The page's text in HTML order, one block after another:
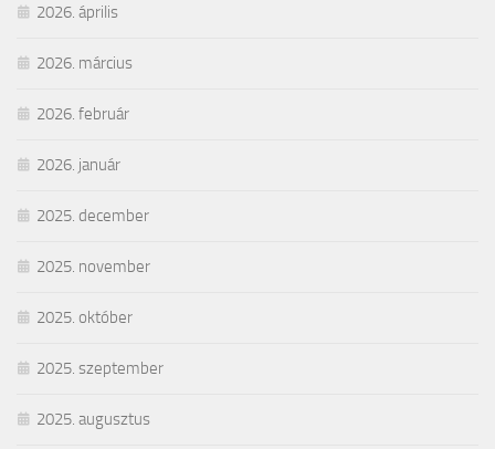
2026. április
2026. március
2026. február
2026. január
2025. december
2025. november
2025. október
2025. szeptember
2025. augusztus